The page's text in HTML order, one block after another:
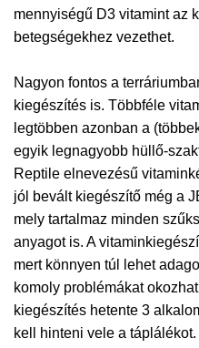
mennyiségű D3 vitamint az
betegségekhez vezethet.
Nagyon fontos a
kiegészítés is. Többféle
legtöbben azonban a
egyik legnagyobb hüllő-
Reptile elnevezésű
jól bevált kiegészítő még a
mely tartalmaz minden
anyagot is. A
mert könnyen túl lehet
komoly problémákat
kiegészítés hetente 3
kell hinteni vele a táplálékot.